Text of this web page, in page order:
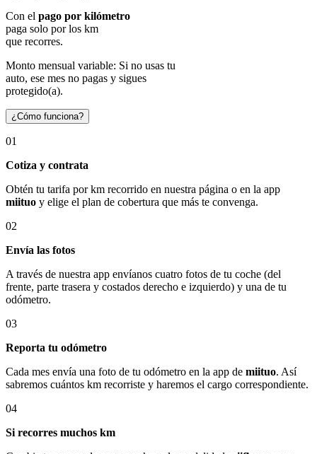
Con el pago por kilómetro
paga solo por los km
que recorres.
Monto mensual variable: Si no usas tu
auto, ese mes no pagas y sigues
protegido(a).
¿Cómo funciona?
01
Cotiza y contrata
Obtén tu tarifa por km recorrido en nuestra página o en la app
miituo y elige el plan de cobertura que más te convenga.
02
Envía las fotos
A través de nuestra app envíanos cuatro fotos de tu coche (del
frente, parte trasera y costados derecho e izquierdo) y una de tu
odómetro.
03
Reporta tu odómetro
Cada mes envía una foto de tu odómetro en la app de miituo. Así
sabremos cuántos km recorriste y haremos el cargo correspondiente.
04
Si recorres muchos km